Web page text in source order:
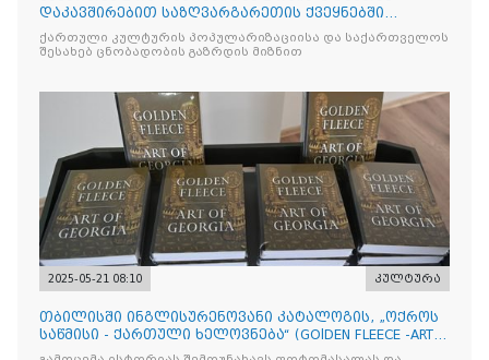
დაკავშირებით საზღვარგარეთის ქვეყნებში
ქართული კულტურის დღეები აღ
ქართული კულტურის პოპულარიზაციისა და საქართველოს
შესახებ ცნობადობის გაზრდის მიზნით
2025-05-21 08:10 კულტურა
თბილისში ინგლისურენოვანი კატალოგის, „ოქროს
საწმისი - ქართული ხელოვნება“ (GOlDEN FLEECE -ART
OF GEORG